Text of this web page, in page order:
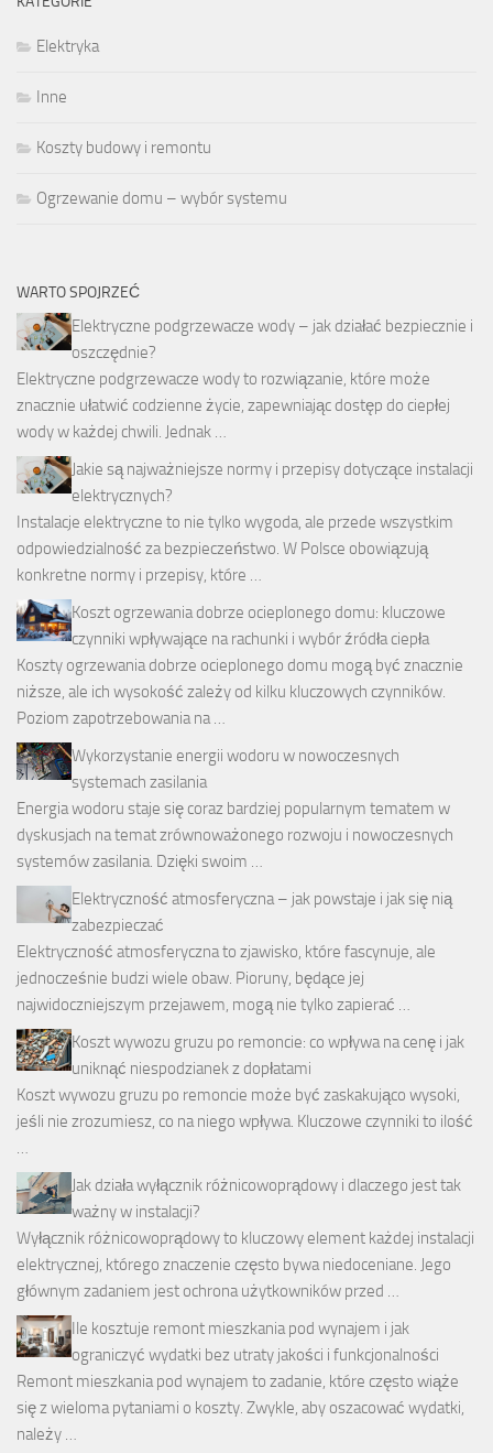
Elektryka
Inne
Koszty budowy i remontu
Ogrzewanie domu – wybór systemu
WARTO SPOJRZEĆ
Elektryczne podgrzewacze wody – jak działać bezpiecznie i
oszczędnie?
Elektryczne podgrzewacze wody to rozwiązanie, które może
znacznie ułatwić codzienne życie, zapewniając dostęp do ciepłej
wody w każdej chwili. Jednak …
Jakie są najważniejsze normy i przepisy dotyczące instalacji
elektrycznych?
Instalacje elektryczne to nie tylko wygoda, ale przede wszystkim
odpowiedzialność za bezpieczeństwo. W Polsce obowiązują
konkretne normy i przepisy, które …
Koszt ogrzewania dobrze ocieplonego domu: kluczowe
czynniki wpływające na rachunki i wybór źródła ciepła
Koszty ogrzewania dobrze ocieplonego domu mogą być znacznie
niższe, ale ich wysokość zależy od kilku kluczowych czynników.
Poziom zapotrzebowania na …
Wykorzystanie energii wodoru w nowoczesnych
systemach zasilania
Energia wodoru staje się coraz bardziej popularnym tematem w
dyskusjach na temat zrównoważonego rozwoju i nowoczesnych
systemów zasilania. Dzięki swoim …
Elektryczność atmosferyczna – jak powstaje i jak się nią
zabezpieczać
Elektryczność atmosferyczna to zjawisko, które fascynuje, ale
jednocześnie budzi wiele obaw. Pioruny, będące jej
najwidoczniejszym przejawem, mogą nie tylko zapierać …
Koszt wywozu gruzu po remoncie: co wpływa na cenę i jak
uniknąć niespodzianek z dopłatami
Koszt wywozu gruzu po remoncie może być zaskakująco wysoki,
jeśli nie zrozumiesz, co na niego wpływa. Kluczowe czynniki to ilość
…
Jak działa wyłącznik różnicowoprądowy i dlaczego jest tak
ważny w instalacji?
Wyłącznik różnicowoprądowy to kluczowy element każdej instalacji
elektrycznej, którego znaczenie często bywa niedoceniane. Jego
głównym zadaniem jest ochrona użytkowników przed …
Ile kosztuje remont mieszkania pod wynajem i jak
ograniczyć wydatki bez utraty jakości i funkcjonalności
Remont mieszkania pod wynajem to zadanie, które często wiąże
się z wieloma pytaniami o koszty. Zwykle, aby oszacować wydatki,
należy …